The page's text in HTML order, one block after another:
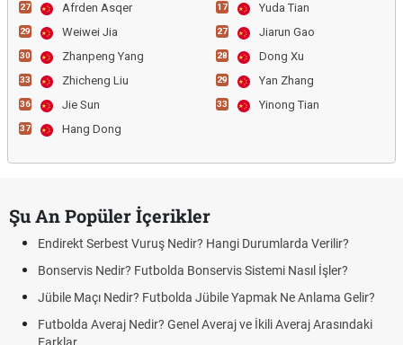
27 Afrden Asqer
29 Weiwei Jia
30 Zhanpeng Yang
33 Zhicheng Liu
36 Jie Sun
37 Hang Dong
17 Yuda Tian
27 Jiarun Gao
28 Dong Xu
29 Yan Zhang
33 Yinong Tian
Şu An Popüler İçerikler
Endirekt Serbest Vuruş Nedir? Hangi Durumlarda Verilir?
Bonservis Nedir? Futbolda Bonservis Sistemi Nasıl İşler?
Jübile Maçı Nedir? Futbolda Jübile Yapmak Ne Anlama Gelir?
Futbolda Averaj Nedir? Genel Averaj ve İkili Averaj Arasındaki